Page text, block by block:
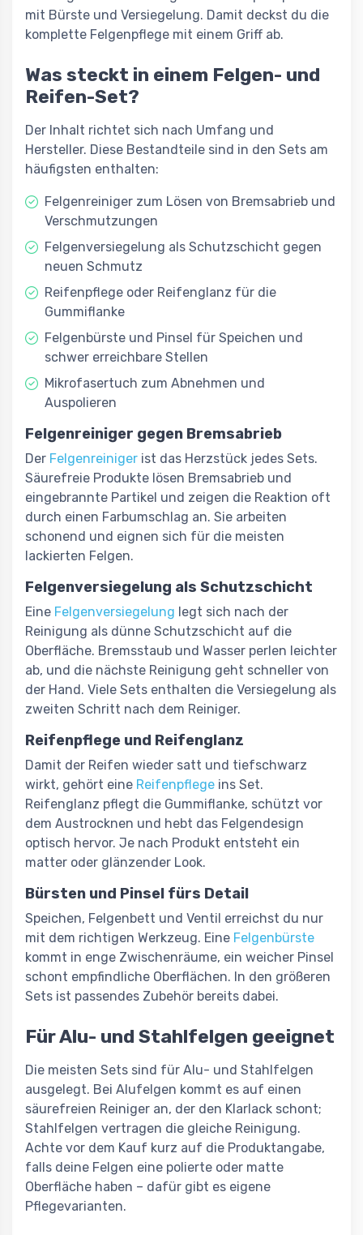
mit Bürste und Versiegelung. Damit deckst du die
komplette Felgenpflege mit einem Griff ab.
Was steckt in einem Felgen- und
Reifen-Set?
Der Inhalt richtet sich nach Umfang und
Hersteller. Diese Bestandteile sind in den Sets am
häufigsten enthalten:
Felgenreiniger zum Lösen von Bremsabrieb und
Verschmutzungen
Felgenversiegelung als Schutzschicht gegen
neuen Schmutz
Reifenpflege oder Reifenglanz für die
Gummiflanke
Felgenbürste und Pinsel für Speichen und
schwer erreichbare Stellen
Mikrofasertuch zum Abnehmen und
Auspolieren
Felgenreiniger gegen Bremsabrieb
Der Felgenreiniger ist das Herzstück jedes Sets.
Säurefreie Produkte lösen Bremsabrieb und
eingebrannte Partikel und zeigen die Reaktion oft
durch einen Farbumschlag an. Sie arbeiten
schonend und eignen sich für die meisten
lackierten Felgen.
Felgenversiegelung als Schutzschicht
Eine Felgenversiegelung legt sich nach der
Reinigung als dünne Schutzschicht auf die
Oberfläche. Bremsstaub und Wasser perlen leichter
ab, und die nächste Reinigung geht schneller von
der Hand. Viele Sets enthalten die Versiegelung als
zweiten Schritt nach dem Reiniger.
Reifenpflege und Reifenglanz
Damit der Reifen wieder satt und tiefschwarz
wirkt, gehört eine Reifenpflege ins Set.
Reifenglanz pflegt die Gummiflanke, schützt vor
dem Austrocknen und hebt das Felgendesign
optisch hervor. Je nach Produkt entsteht ein
matter oder glänzender Look.
Bürsten und Pinsel fürs Detail
Speichen, Felgenbett und Ventil erreichst du nur
mit dem richtigen Werkzeug. Eine Felgenbürste
kommt in enge Zwischenräume, ein weicher Pinsel
schont empfindliche Oberflächen. In den größeren
Sets ist passendes Zubehör bereits dabei.
Für Alu- und Stahlfelgen geeignet
Die meisten Sets sind für Alu- und Stahlfelgen
ausgelegt. Bei Alufelgen kommt es auf einen
säurefreien Reiniger an, der den Klarlack schont;
Stahlfelgen vertragen die gleiche Reinigung.
Achte vor dem Kauf kurz auf die Produktangabe,
falls deine Felgen eine polierte oder matte
Oberfläche haben – dafür gibt es eigene
Pflegevarianten.